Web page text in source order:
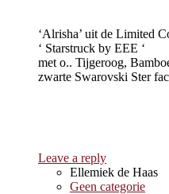
‘Alrisha’ uit de Limited
‘ Starstruck by EEE ‘
met o.. Tijgeroog,
zwarte Swarovski Ster
Leave a reply
Ellemiek de Haas
Geen categorie